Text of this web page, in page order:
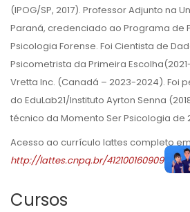
(IPOG/SP, 2017). Professor Adjunto na
Paraná, credenciado ao Programa de
Psicologia Forense. Foi Cientista de
Psicometrista da Primeira
Vretta Inc. (Canadá – 2023-2024). Foi
do EduLab21/Instituto Ayrton Senna
técnico da Momento Ser Psicologia de
Acesso ao currículo lattes completo
http://lattes.cnpq.br/4121001609097248
Cursos